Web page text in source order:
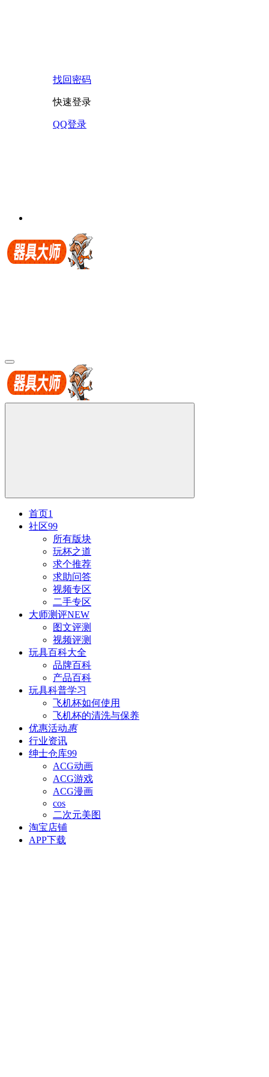
找回密码
快速登录
QQ登录
首页1
社区99
所有版块
玩杯之道
求个推荐
求助问答
视频专区
二手专区
大师测评NEW
图文评测
视频评测
玩具百科大全
品牌百科
产品百科
玩具科普学习
飞机杯如何使用
飞机杯的清洗与保养
优惠活动惠
行业资讯
绅士仓库99
ACG动画
ACG游戏
ACG漫画
cos
二次元美图
淘宝店铺
APP下载